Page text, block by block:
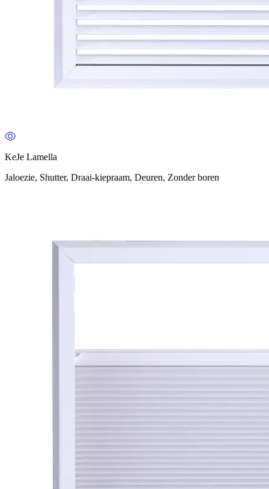
KeJe Lamella
Jaloezie, Shutter, Draai-kiepraam, Deuren, Zonder boren